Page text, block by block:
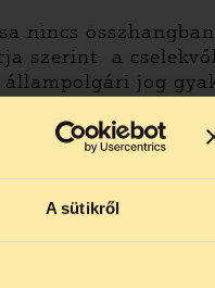
A sütikről
nincs
szerint a
jog
attól, hogy a
is: miszerint
választhatóság
ki hozza a
ettől